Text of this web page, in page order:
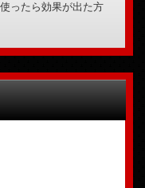
ったら効果が出た方